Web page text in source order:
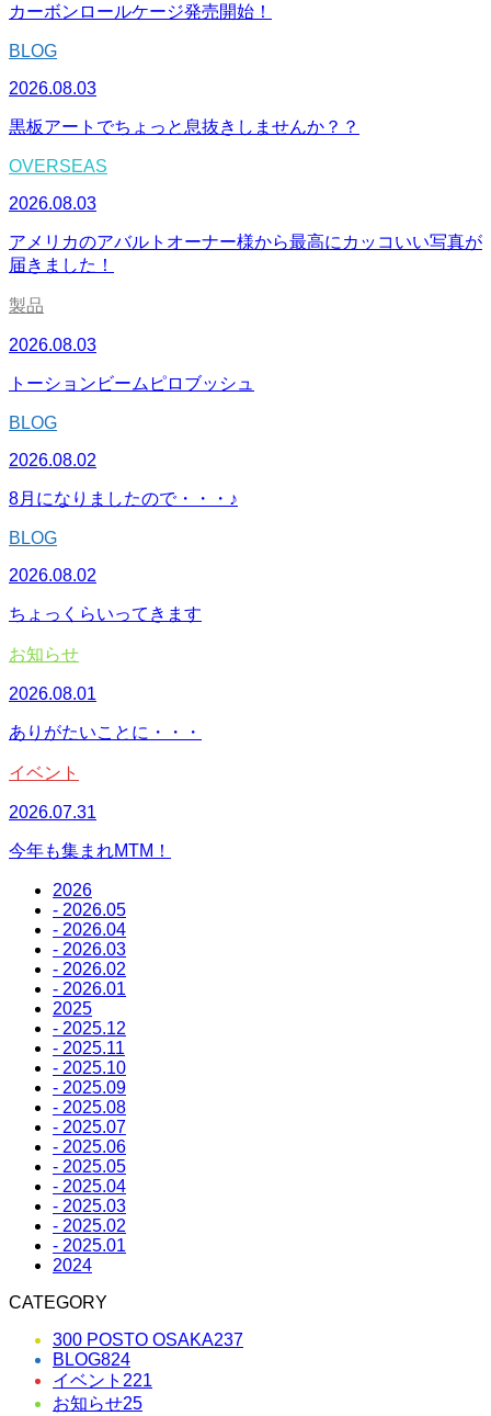
カーボンロールケージ発売開始！
BLOG
2026.08.03
黒板アートでちょっと息抜きしませんか？？
OVERSEAS
2026.08.03
アメリカのアバルトオーナー様から最高にカッコいい写真が
届きました！
製品
2026.08.03
トーションビームピロブッシュ
BLOG
2026.08.02
8月になりましたので・・・♪
BLOG
2026.08.02
ちょっくらいってきます
お知らせ
2026.08.01
ありがたいことに・・・
イベント
2026.07.31
今年も集まれMTM！
2026
- 2026.05
- 2026.04
- 2026.03
- 2026.02
- 2026.01
2025
- 2025.12
- 2025.11
- 2025.10
- 2025.09
- 2025.08
- 2025.07
- 2025.06
- 2025.05
- 2025.04
- 2025.03
- 2025.02
- 2025.01
2024
CATEGORY
300 POSTO OSAKA237
BLOG824
イベント 221
お知らせ25